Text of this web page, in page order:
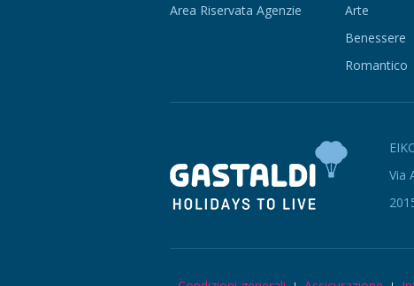
Area Riservata Agenzie
Arte
Benessere
Romantico
Via